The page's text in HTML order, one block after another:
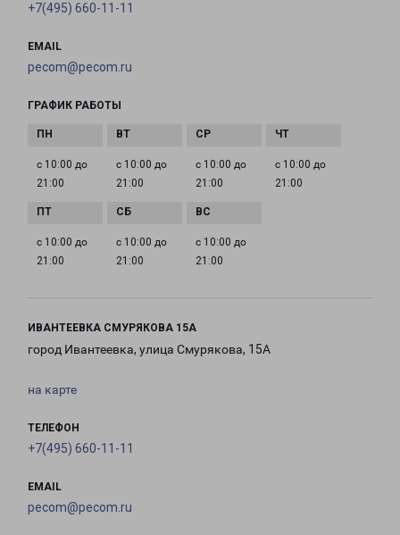
+7(495) 660-11-11
EMAIL
pecom@pecom.ru
ГРАФИК РАБОТЫ
с 10:00 до
21:00
с 10:00 до
21:00
с 10:00 до
21:00
с 10:00 до
21:00
с 10:00 до
21:00
с 10:00 до
21:00
с 10:00 до
21:00
ИВАНТЕЕВКА СМУРЯКОВА 15А
город Ивантеевка, улица Смурякова, 15А
на карте
ТЕЛЕФОН
+7(495) 660-11-11
EMAIL
pecom@pecom.ru